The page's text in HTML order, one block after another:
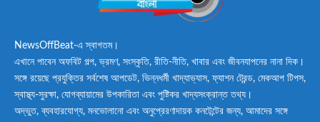
NewsOffBeat-এ স্বাগতম।
এখানে পাবেন অফবিট গল্প, ভ্রমণ, সংস্কৃতি, রীতি-নীতি, খাবার এবং জীবনযাপনের নানা দিক।
সঙ্গে রয়েছে প্রযুক্তির সর্বশেষ আপডেট, ভিন্নধর্মী খাদ্যাভ্যাস, ফ্যাশন ট্রেন্ড, মেকআপ টিপস,
স্বাস্থ্য-সুরক্ষা, যোগব্যায়ামের উপকারিতা এবং পুষ্টিকর খাদ্যসংক্রান্ত তথ্য।
অদ্ভুত, ব্যবহারযোগ্য, মনভোলানো এবং অনুপ্রেরণাদায়ক কনটেন্টের জন্য, আমাদের সঙ্গে